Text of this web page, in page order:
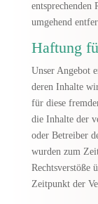
entsprechenden
umgehend
Haftung
Unser Angebot
deren Inhalte
für diese
die Inhalte der
oder Betreiber
wurden zum
Rechtsverstöße
Zeitpunkt der